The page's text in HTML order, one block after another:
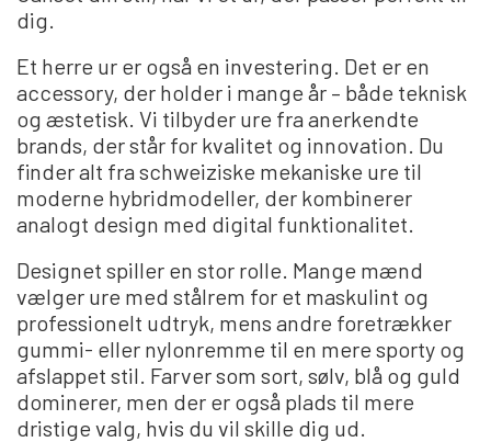
dig.
Et herre ur er også en investering. Det er en
accessory, der holder i mange år – både teknisk
og æstetisk. Vi tilbyder ure fra anerkendte
brands, der står for kvalitet og innovation. Du
finder alt fra schweiziske mekaniske ure til
moderne hybridmodeller, der kombinerer
analogt design med digital funktionalitet.
Designet spiller en stor rolle. Mange mænd
vælger ure med stålrem for et maskulint og
professionelt udtryk, mens andre foretrækker
gummi- eller nylonremme til en mere sporty og
afslappet stil. Farver som sort, sølv, blå og guld
dominerer, men der er også plads til mere
dristige valg, hvis du vil skille dig ud.